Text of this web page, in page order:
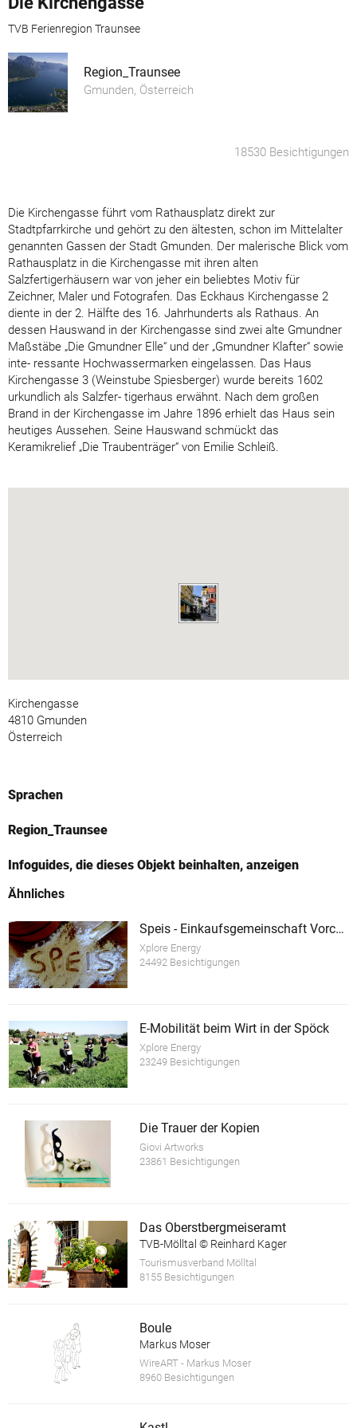
TVB Ferienregion Traunsee
Region_Traunsee
Gmunden, Österreich
18530 Besichtigungen
Die Kirchengasse führt vom Rathausplatz direkt zur
Stadtpfarrkirche und gehört zu den ältesten, schon im Mittelalter
genannten Gassen der Stadt Gmunden. Der malerische Blick vom
Rathausplatz in die Kirchengasse mit ihren alten
Salzfertigerhäusern war von jeher ein beliebtes Motiv für
Zeichner, Maler und Fotografen. Das Eckhaus Kirchengasse 2
diente in der 2. Hälfte des 16. Jahrhunderts als Rathaus. An
dessen Hauswand in der Kirchengasse sind zwei alte Gmundner
Maßstäbe „Die Gmundner Elle“ und der „Gmundner Klafter“ sowie
inte- ressante Hochwassermarken eingelassen. Das Haus
Kirchengasse 3 (Weinstube Spiesberger) wurde bereits 1602
urkundlich als Salzfer- tigerhaus erwähnt. Nach dem großen
Brand in der Kirchengasse im Jahre 1896 erhielt das Haus sein
heutiges Aussehen. Seine Hauswand schmückt das
Keramikrelief „Die Traubenträger“ von Emilie Schleiß.
Kirchengasse
4810 Gmunden
Österreich
Sprachen
Region_Traunsee
Infoguides, die dieses Objekt beinhalten, anzeigen
Ähnliches
Speis - Einkaufsgemeinschaft Vorchdorf
Xplore Energy
24492 Besichtigungen
E-Mobilität beim Wirt in der Spöck
Xplore Energy
23249 Besichtigungen
Die Trauer der Kopien
Giovi Artworks
23861 Besichtigungen
Das Oberstbergmeiseramt
TVB-Mölltal © Reinhard Kager
Tourismusverband Mölltal
8155 Besichtigungen
Boule
Markus Moser
WireART - Markus Moser
8960 Besichtigungen